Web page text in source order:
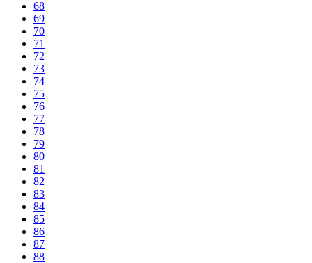
68
69
70
71
72
73
74
75
76
77
78
79
80
81
82
83
84
85
86
87
88